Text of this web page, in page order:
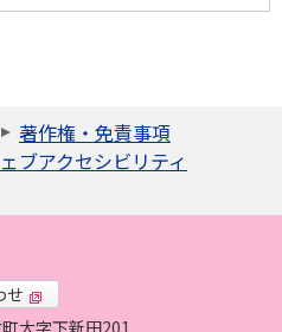
著作権・免責事項
ブアクセシビリティ
せ